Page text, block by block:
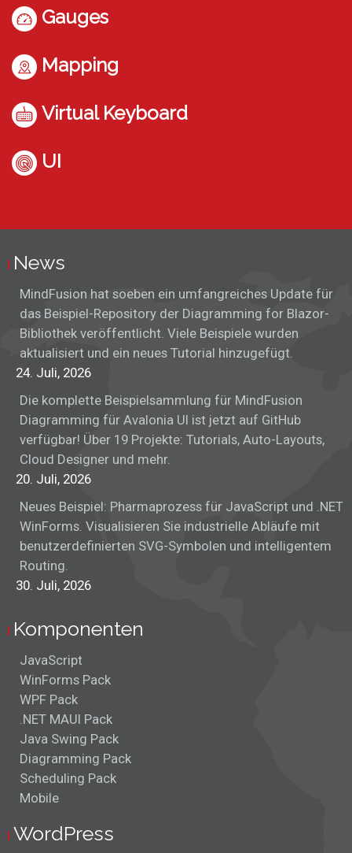
Gauges
Mapping
Virtual Keyboard
UI
News
MindFusion hat soeben ein umfangreiches Update für
das Beispiel-Repository der Diagramming for Blazor-
Bibliothek veröffentlicht. Viele Beispiele wurden
aktualisiert und ein neues Tutorial hinzugefügt.
24. Juli, 2026
Die komplette Beispielsammlung für MindFusion
Diagramming für Avalonia UI ist jetzt auf GitHub
verfügbar! Über 19 Projekte: Tutorials, Auto-Layouts,
Cloud Designer und mehr.
20. Juli, 2026
Neues Beispiel: Pharmaprozess für JavaScript und .NET
WinForms. Visualisieren Sie industrielle Abläufe mit
benutzerdefinierten SVG-Symbolen und intelligentem
Routing.
30. Juli, 2026
Komponenten
JavaScript
WinForms Pack
WPF Pack
.NET MAUI Pack
Java Swing Pack
Diagramming Pack
Scheduling Pack
Mobile
WordPress